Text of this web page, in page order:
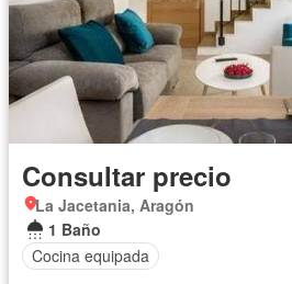
Consultar precio
La Jacetania, Aragón
1 Baño
Cocina equipada